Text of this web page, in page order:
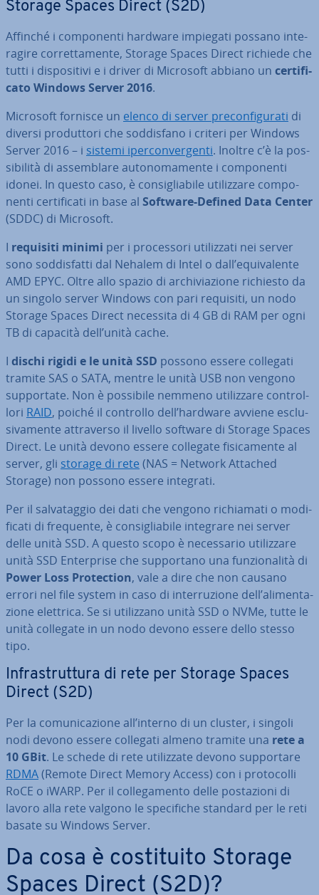
Storage Spaces Direct (S2D)
Affinché i com­po­nen­ti hardware impiegati possano in­te­
ra­gi­re cor­ret­ta­men­te, Storage Spaces Direct richiede che
tutti i di­spo­si­ti­vi e i driver di Microsoft abbiano un cer­ti­fi­
ca­to Windows Server 2016.
Microsoft fornisce un elenco di server pre­con­fi­gu­ra­ti di
diversi pro­dut­to­ri che sod­di­sfa­no i criteri per Windows
Server 2016 – i sistemi iper­con­ver­gen­ti. Inoltre c’è la pos­
si­bi­li­tà di as­sem­bla­re au­to­no­ma­men­te i com­po­nen­ti
idonei. In questo caso, è con­si­glia­bi­le uti­liz­za­re com­po­
nen­ti cer­ti­fi­ca­ti in base al Software-Defined Data Center
(SDDC) di Microsoft.
I requisiti minimi per i pro­ces­so­ri uti­liz­za­ti nei server
sono sod­di­sfat­ti dal Nehalem di Intel o dall’equi­va­len­te
AMD EPYC. Oltre allo spazio di ar­chi­via­zio­ne richiesto da
un singolo server Windows con pari requisiti, un nodo
Storage Spaces Direct necessita di 4 GB di RAM per ogni
TB di capacità dell’unità cache.
I dischi rigidi e le unità SSD possono essere collegati
tramite SAS o SATA, mentre le unità USB non vengono
sup­por­ta­te. Non è possibile nemmeno uti­liz­za­re con­trol­
lo­ri RAID, poiché il controllo dell’hardware avviene esclu­
si­va­men­te at­tra­ver­so il livello software di Storage Spaces
Direct. Le unità devono essere collegate fi­si­ca­men­te al
server, gli storage di rete (NAS = Network Attached
Storage) non possono essere integrati.
Per il sal­va­tag­gio dei dati che vengono ri­chia­ma­ti o mo­di­
fi­ca­ti di frequente, è con­si­glia­bi­le integrare nei server
delle unità SSD. A questo scopo è ne­ces­sa­rio uti­liz­za­re
unità SSD En­ter­pri­se che sup­por­ta­no una fun­zio­na­li­tà di
Power Loss Pro­tec­tion, vale a dire che non causano
errori nel file system in caso di in­ter­ru­zio­ne dell’ali­men­ta­
zio­ne elettrica. Se si uti­liz­za­no unità SSD o NVMe, tutte le
unità collegate in un nodo devono essere dello stesso
tipo.
In­fra­strut­tu­ra di rete per Storage Spaces
Direct (S2D)
Per la co­mu­ni­ca­zio­ne all’interno di un cluster, i singoli
nodi devono essere collegati almeno tramite una rete a
10 GBit. Le schede di rete uti­liz­za­te devono sup­por­ta­re
RDMA(Remote Direct Memory Access) con i pro­to­col­li
RoCE o iWARP. Per il col­le­ga­men­to delle po­sta­zio­ni di
lavoro alla rete valgono le spe­ci­fi­che standard per le reti
basate su Windows Server.
Da cosa è co­sti­tui­to Storage
Spaces Direct (S2D)?